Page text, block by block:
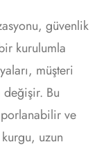
güvenlik
kurulumla
müşteri
değişir. Bu
ve
uzun